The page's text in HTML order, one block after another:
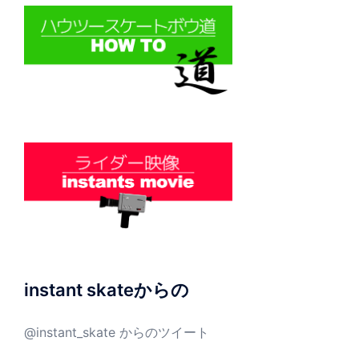
instant skateからの
@instant_skate からのツイート